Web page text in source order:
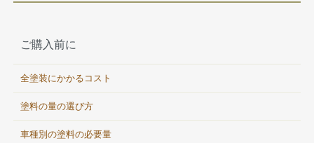
ご購入前に
全塗装にかかるコスト
塗料の量の選び方
車種別の塗料の必要量